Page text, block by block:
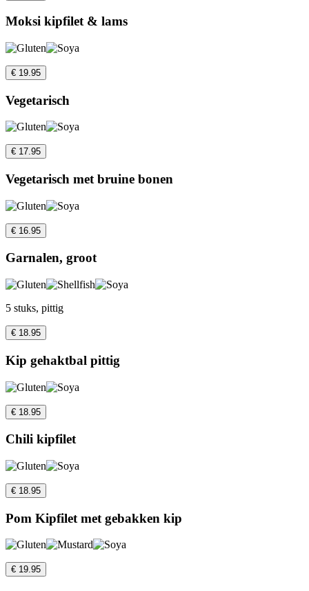
Moksi kipfilet & lams
€ 19.95
Vegetarisch
€ 17.95
Vegetarisch met bruine bonen
€ 16.95
Garnalen, groot
5 stuks, pittig
€ 18.95
Kip gehaktbal pittig
€ 18.95
Chili kipfilet
€ 18.95
Pom Kipfilet met gebakken kip
€ 19.95